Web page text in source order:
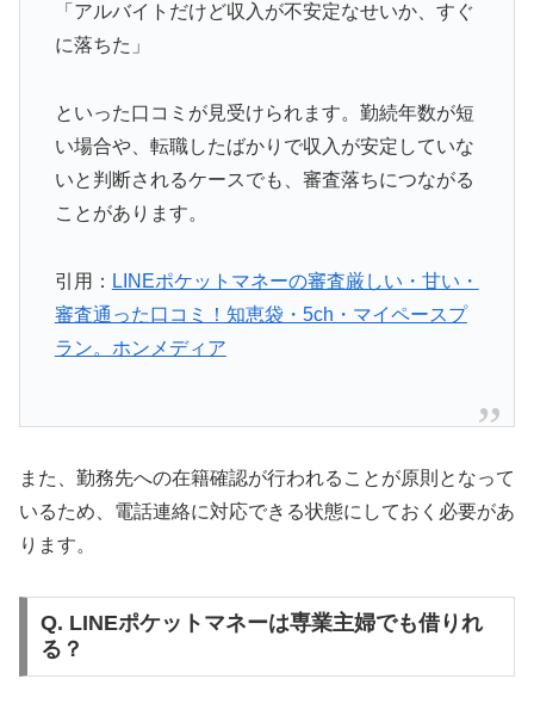
「アルバイトだけど収入が不安定なせいか、すぐ
に落ちた」
といった口コミが見受けられます。勤続年数が短
い場合や、転職したばかりで収入が安定していな
いと判断されるケースでも、審査落ちにつながる
ことがあります。
引用： LINEポケットマネーの審査厳しい・甘い・
審査通った口コミ！知恵袋・5ch・マイペースプ
ラン。ホンメディア
また、勤務先への在籍確認が行われることが原則となって
いるため、電話連絡に対応できる状態にしておく必要があ
ります。
Q. LINEポケットマネーは専業主婦でも借りれ
る？